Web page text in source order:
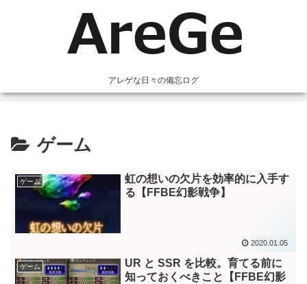
アレゲな日々の備忘ログ
ゲーム
ゲーム
虹の想いの欠片を効率的に入手す
る【FFBE幻影戦争】
2020.01.05
ゲーム
UR と SSR を比較。育てる前に
知っておくべきこと【FFBE幻影